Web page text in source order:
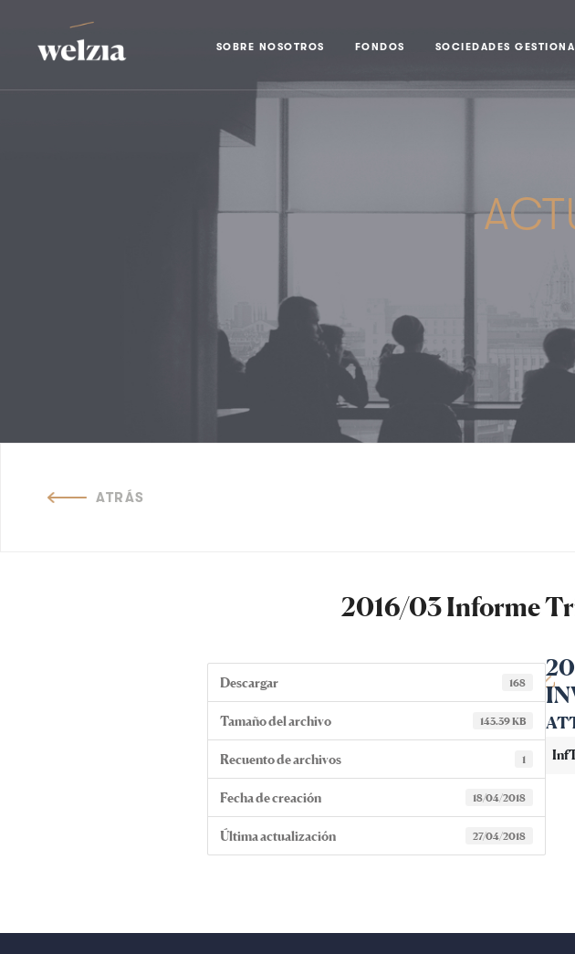
SOBRE NOSOTROS FONDOS SOCIEDADES
ATRÁS
2016/03 Informe
Descargar 168
Tamaño del archivo 143.39 KB
Recuento de archivos 1
Fecha de creación 18/04/2018
Última actualización 27/04/2018